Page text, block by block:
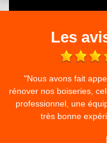
Les
"Nous avons fait
rénover nos boiseries,
professionnel, une
très bonne